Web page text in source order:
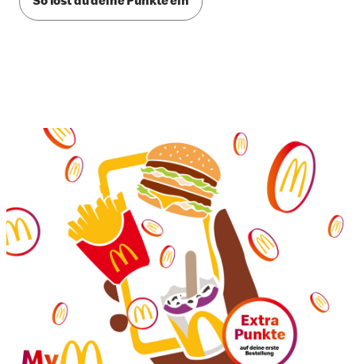
So löst du deine Punkte ein